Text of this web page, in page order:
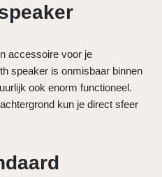
accessoire voor je
speaker is onmisbaar binnen
ook enorm functioneel.
kun je direct sfeer